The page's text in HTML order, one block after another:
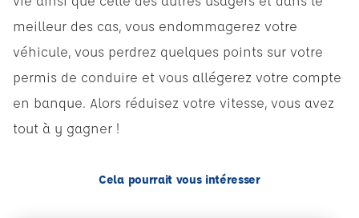
meilleur des cas, vous endommagerez votre
véhicule, vous perdrez quelques points sur votre
permis de conduire et vous allégerez votre compte
en banque. Alors réduisez votre vitesse, vous avez
tout à y gagner !
Cela pourrait vous intéresser